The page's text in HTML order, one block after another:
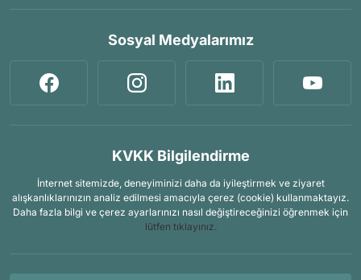
Sosyal Medyalarımız
KVKK Bilgilendirme
İnternet sitemizde, deneyiminizi daha da iyileştirmek ve ziyaret
alışkanlıklarınızın analiz edilmesi amacıyla çerez (cookie) kullanmaktayız.
Daha fazla bilgi ve çerez ayarlarınızı nasıl değiştireceğinizi öğrenmek için
lütfen tıklayınız.